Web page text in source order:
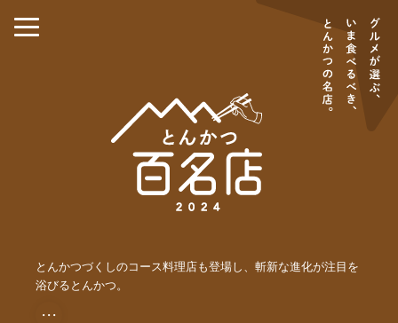
とんかつづくしのコース料理店も登場し、斬新な進化が注目を
浴びるとんかつ。
・・・